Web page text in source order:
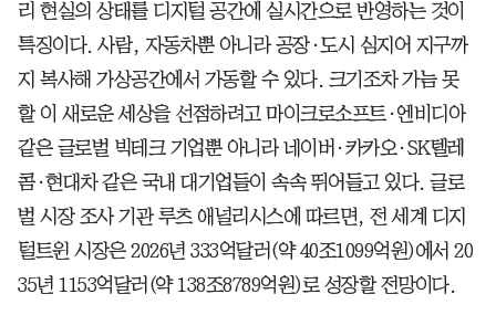
리 현실의 상태를 디지털 공간에 실시간으로 반영하는 것이
특징이다. 사람, 자동차뿐 아니라 공장·도시 심지어 지구까
지 복사해 가상공간에서 가동할 수 있다. 크기조차 가늠 못
할 이 새로운 세상을 선점하려고 마이크로소프트·엔비디아
같은 글로벌 빅테크 기업뿐 아니라 네이버·카카오·SK텔레
콤·현대차 같은 국내 대기업들이 속속 뛰어들고 있다. 글로
벌 시장 조사 기관 루츠 애널리시스에 따르면, 전 세계 디지
털트윈 시장은 2026년 333억달러(약 40조1099억원)에서 20
35년 1153억달러(약 138조8789억원)로 성장할 전망이다.